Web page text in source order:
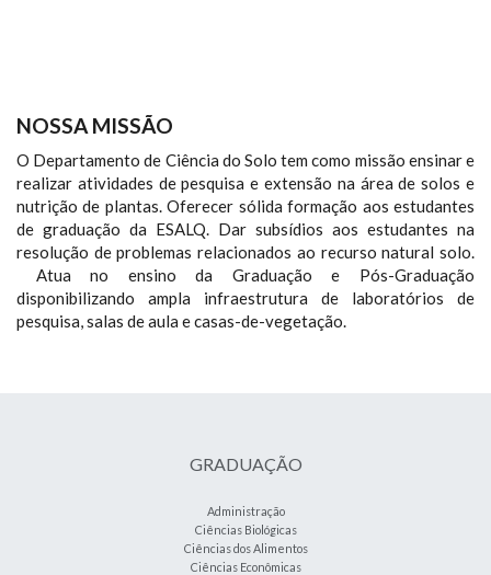
NOSSA MISSÃO
O Departamento de Ciência do Solo tem como missão ensinar e
realizar atividades de pesquisa e extensão na área de solos e
nutrição de plantas. Oferecer sólida formação aos estudantes
de graduação da ESALQ. Dar subsídios aos estudantes na
resolução de problemas relacionados ao recurso natural solo.
Atua no ensino da Graduação e Pós-Graduação
disponibilizando ampla infraestrutura de laboratórios de
pesquisa, salas de aula e casas-de-vegetação.
GRADUAÇÃO
Administração
Ciências Biológicas
Ciências dos Alimentos
Ciências Econômicas